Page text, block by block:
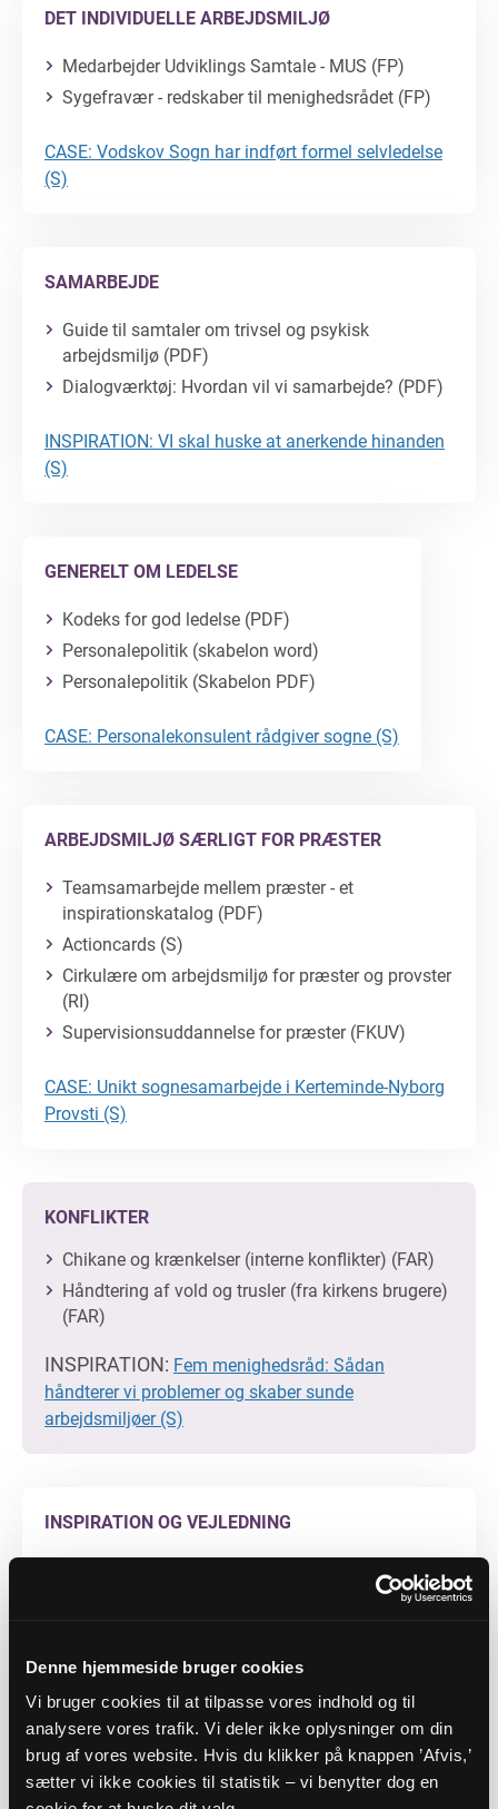
Denne hjemmeside bruger cookies
Vi bruger cookies til at tilpasse vores indhold og til
analysere vores trafik. Vi deler ikke oplysninger om din
brug af vores website. Hvis du klikker på knappen ’Afvis,’
sætter vi ikke cookies til statistik – vi benytter dog en
DET INDIVIDUELLE ARBEJDSMILJØ
Medarbejder Udviklings Samtale - MUS (FP)
Sygefravær - redskaber til menighedsrådet (FP)
CASE: Vodskov Sogn har indført formel selvledelse
(S)
SAMARBEJDE
Guide til samtaler om trivsel og psykisk
arbejdsmiljø (PDF)
Dialogværktøj: Hvordan vil vi samarbejde? (PDF)
INSPIRATION: VI skal huske at anerkende hinanden
(S)
GENERELT OM LEDELSE
Kodeks for god ledelse (PDF)
Personalepolitik (skabelon word)
Personalepolitik (Skabelon PDF)
CASE: Personalekonsulent rådgiver sogne (S)
ARBEJDSMILJØ SÆRLIGT FOR PRÆSTER
Teamsamarbejde mellem præster - et
inspirationskatalog (PDF)
Actioncards (S)
Cirkulære om arbejdsmiljø for præster og provster
(RI)
Supervisionsuddannelse for præster (FKUV)
CASE: Unikt sognesamarbejde i Kerteminde-Nyborg
Provsti (S)
KONFLIKTER
Chikane og krænkelser (interne konflikter) (FAR)
Håndtering af vold og trusler (fra kirkens brugere)
(FAR)
INSPIRATION: Fem menighedsråd: Sådan
håndterer vi problemer og skaber sunde
arbejdsmiljøer (S)
INSPIRATION OG VEJLEDNING
Arbejdstilsynets bekendtgørelse om psykisk
Høje følelsesmæssige krav (AT)
arbejdsmængde og tidspres (AT)
Arbejdstilsynets guide til, hvordan det psykiske
arbejdsmiljø kan indgå i den årlige
arbejdsmiljødrøftelse (AT)